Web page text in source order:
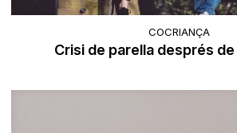
COCRIANÇA
Crisi de parella després